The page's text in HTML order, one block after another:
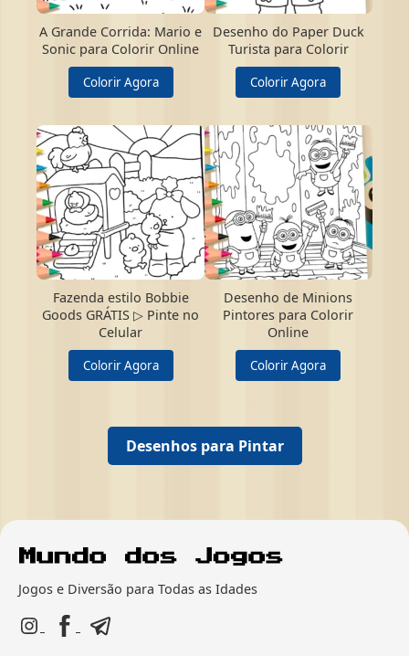
A Grande Corrida: Mario e
Sonic para Colorir Online
Colorir Agora
Desenho do Paper Duck
Turista para Colorir
Colorir Agora
Fazenda estilo Bobbie
Goods GRÁTIS ▷ Pinte no
Celular
Colorir Agora
Desenho de Minions
Pintores para Colorir
Online
Colorir Agora
Desenhos para Pintar
Jogos e Diversão para Todas as Idades